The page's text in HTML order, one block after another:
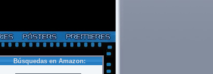
Búsquedas en Amazon: